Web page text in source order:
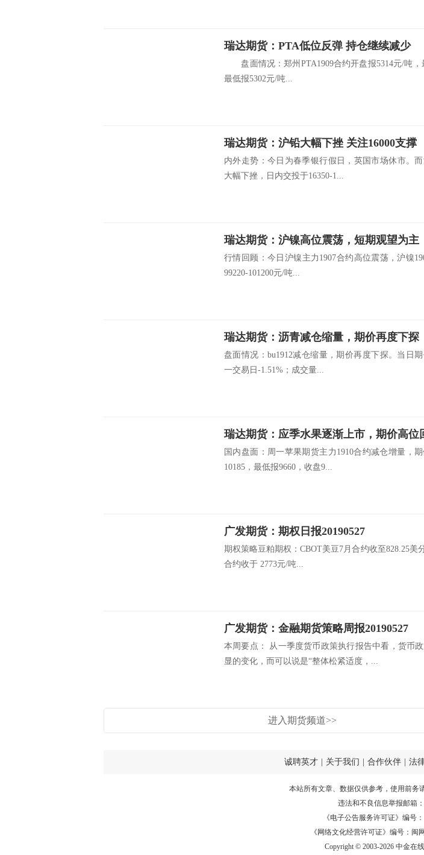
瑞达期货：PTA低位反弹 持仓继续减少
盘面情况：郑州PTA1909合约开盘报5314元/吨，
最低报5302元/吨...
瑞达期货：沪铅大幅下挫 关注16000支撑
内外走势：今日为春季银行假日，英国市场休市。
大幅下挫，日内交投于16350-1...
瑞达期货：沪镍高位震荡，短期观望为主
行情回顾：今日沪镍主力1907合约高位震荡，沪镍
99220-101200元/吨...
瑞达期货：沥青减仓缩量，期价再度下探
盘面情况：bu1912减仓缩量，期价再度下探。当日
一交易日-1.51%；成交量...
瑞达期货：应季水果逐渐上市，期价高位
国内盘面：周一苹果期货主力1910合约减仓增量，
10185，最低报9660，收盘9...
广发期货：期权日报20190527
期权策略豆粕期权：CBOT美豆7月合约收至828.25美
合约收于 2773元/吨...
广发期货：金融期货策略周报20190527
本周要点： 从一季度货币政策执行报告中看，货币
显的变化，而可以说是“整体松紧适度，...
进入期货频道>>
诚聘英才 关于我们 合作伙伴 法
本站所有文章、数据仅供参考，使用前务
违法和不良信息举报邮箱：
《电子公告服务许可证》编号：
《网络文化经营许可证》编号：闽
Copyright © 2003-2026 中金在